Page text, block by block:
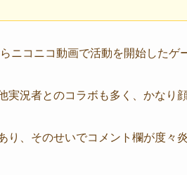
ニコニコ動画で活動を開始したゲ
実況者とのコラボも多く、かなり
り、そのせいでコメント欄が度